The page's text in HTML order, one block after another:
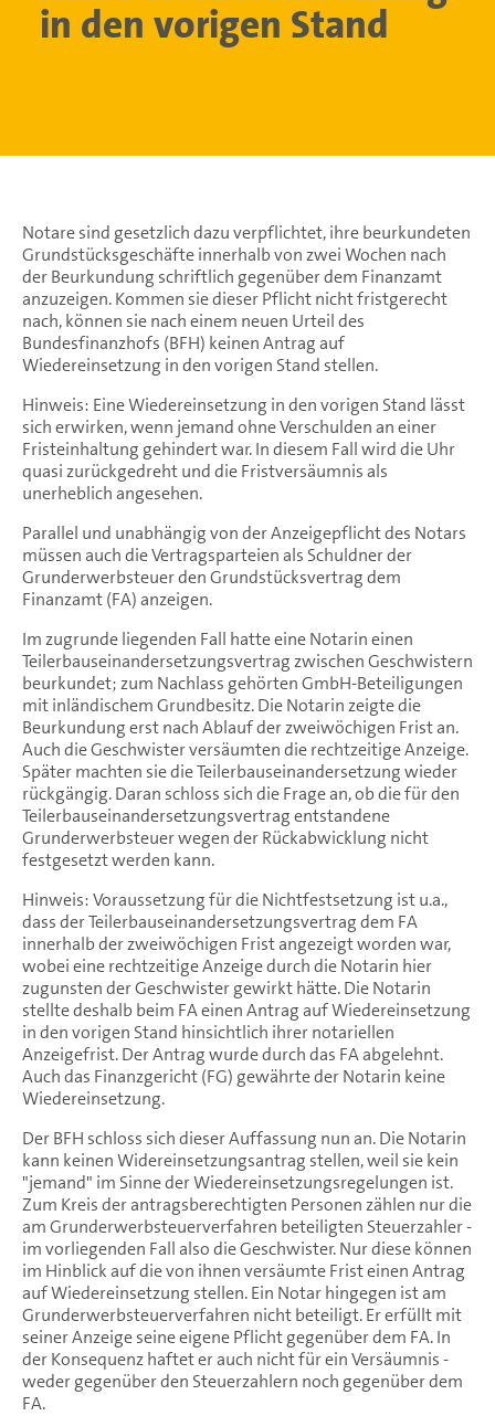
in den vorigen Stand
Notare sind gesetzlich dazu verpflichtet, ihre beurkundeten
Grundstücksgeschäfte innerhalb von zwei Wochen nach
der Beurkundung schriftlich gegenüber dem Finanzamt
anzuzeigen. Kommen sie dieser Pflicht nicht fristgerecht
nach, können sie nach einem neuen Urteil des
Bundesfinanzhofs (BFH) keinen Antrag auf
Wiedereinsetzung in den vorigen Stand stellen.
Hinweis: Eine Wiedereinsetzung in den vorigen Stand lässt
sich erwirken, wenn jemand ohne Verschulden an einer
Fristeinhaltung gehindert war. In diesem Fall wird die Uhr
quasi zurückgedreht und die Fristversäumnis als
unerheblich angesehen.
Parallel und unabhängig von der Anzeigepflicht des Notars
müssen auch die Vertragsparteien als Schuldner der
Grunderwerbsteuer den Grundstücksvertrag dem
Finanzamt (FA) anzeigen.
Im zugrunde liegenden Fall hatte eine Notarin einen
Teilerbauseinandersetzungsvertrag zwischen Geschwistern
beurkundet; zum Nachlass gehörten GmbH-Beteiligungen
mit inländischem Grundbesitz. Die Notarin zeigte die
Beurkundung erst nach Ablauf der zweiwöchigen Frist an.
Auch die Geschwister versäumten die rechtzeitige Anzeige.
Später machten sie die Teilerbauseinandersetzung wieder
rückgängig. Daran schloss sich die Frage an, ob die für den
Teilerbauseinandersetzungsvertrag entstandene
Grunderwerbsteuer wegen der Rückabwicklung nicht
festgesetzt werden kann.
Hinweis: Voraussetzung für die Nichtfestsetzung ist u.a.,
dass der Teilerbauseinandersetzungsvertrag dem FA
innerhalb der zweiwöchigen Frist angezeigt worden war,
wobei eine rechtzeitige Anzeige durch die Notarin hier
zugunsten der Geschwister gewirkt hätte. Die Notarin
stellte deshalb beim FA einen Antrag auf Wiedereinsetzung
in den vorigen Stand hinsichtlich ihrer notariellen
Anzeigefrist. Der Antrag wurde durch das FA abgelehnt.
Auch das Finanzgericht (FG) gewährte der Notarin keine
Wiedereinsetzung.
Der BFH schloss sich dieser Auffassung nun an. Die Notarin
kann keinen Widereinsetzungsantrag stellen, weil sie kein
"jemand" im Sinne der Wiedereinsetzungsregelungen ist.
Zum Kreis der antragsberechtigten Personen zählen nur die
am Grunderwerbsteuerverfahren beteiligten Steuerzahler -
im vorliegenden Fall also die Geschwister. Nur diese können
im Hinblick auf die von ihnen versäumte Frist einen Antrag
auf Wiedereinsetzung stellen. Ein Notar hingegen ist am
Grunderwerbsteuerverfahren nicht beteiligt. Er erfüllt mit
seiner Anzeige seine eigene Pflicht gegenüber dem FA. In
der Konsequenz haftet er auch nicht für ein Versäumnis -
weder gegenüber den Steuerzahlern noch gegenüber dem
FA.